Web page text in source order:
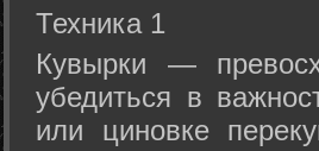
Техника 1
Кувырки —
убедиться в
или циновке